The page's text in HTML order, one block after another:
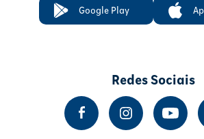
Google Play
Redes Sociais